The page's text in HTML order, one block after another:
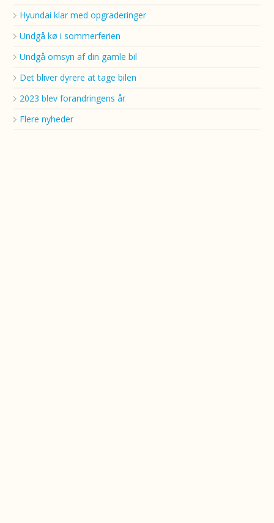
Hyundai klar med opgraderinger
Undgå kø i sommerferien
Undgå omsyn af din gamle bil
Det bliver dyrere at tage bilen
2023 blev forandringens år
Flere nyheder